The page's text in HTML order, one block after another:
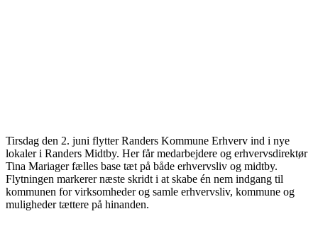
Tirsdag den 2. juni flytter Randers Kommune Erhverv ind i nye
lokaler i Randers Midtby. Her får medarbejdere og erhvervsdirektør
Tina Mariager fælles base tæt på både erhvervsliv og midtby.
Flytningen markerer næste skridt i at skabe én nem indgang til
kommunen for virksomheder og samle erhvervsliv, kommune og
muligheder tættere på hinanden.